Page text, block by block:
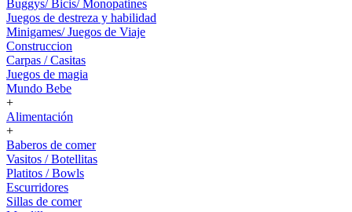
Buggys/ Bicis/ Monopatines
Juegos de destreza y habilidad
Minigames/ Juegos de Viaje
Construccion
Carpas / Casitas
Juegos de magia
Mundo Bebe
+
Alimentación
+
Baberos de comer
Vasitos / Botellitas
Platitos / Bowls
Escurridores
Sillas de comer